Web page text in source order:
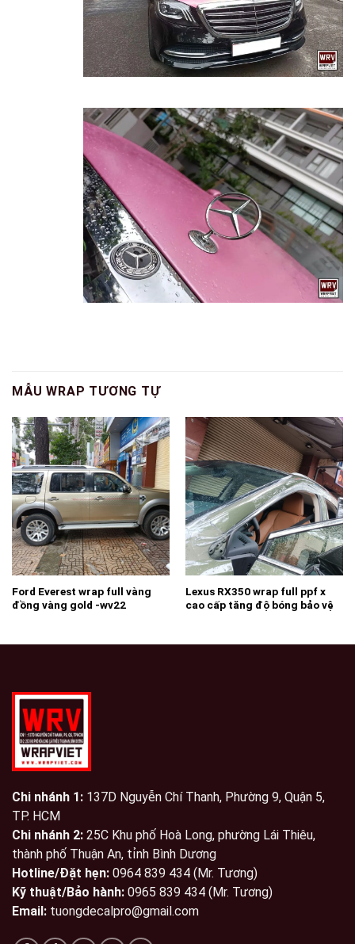
MẪU WRAP TƯƠNG TỰ
Ford Everest wrap full vàng
đồng vàng gold -wv22
Lexus RX350 wrap full ppf x
cao cấp tăng độ bóng bảo vệ
Chi nhánh 1: 137D Nguyễn Chí Thanh, Phường 9, Quận 5,
TP. HCM
Chi nhánh 2: 25C Khu phố Hoà Long, phường Lái Thiêu,
thành phố Thuận An, tỉnh Bình Dương
Hotline/Đặt hẹn: 0964 839 434 (Mr. Tương)
Kỹ thuật/Bảo hành: 0965 839 434 (Mr. Tương)
Email: tuongdecalpro@gmail.com